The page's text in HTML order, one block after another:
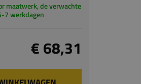
maatwerk, de verwachte
7 werkdagen
€ 68,31